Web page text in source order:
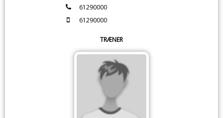
61290000
61290000
TRÆNER